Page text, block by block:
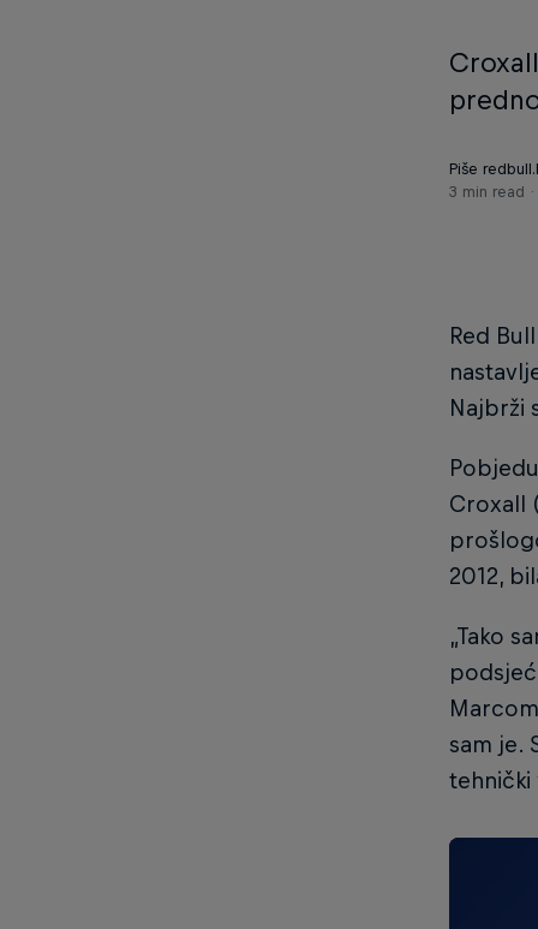
Piše
3 min read
Red
Najbrži
Croxall
2012,
„Tako
sam je.
tehnički